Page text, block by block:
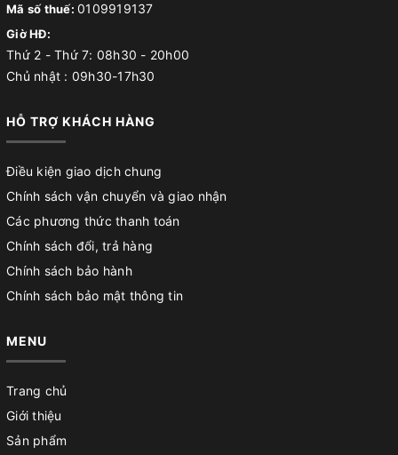
Mã số thuế: 0109919137
Giờ HĐ:
Thứ 2 - Thứ 7: 08h30 - 20h00
Chủ nhật : 09h30-17h30
HỖ TRỢ KHÁCH HÀNG
Điều kiện giao dịch chung
Chính sách vận chuyển và giao nhận
Các phương thức thanh toán
Chính sách đổi, trả hàng
Chính sách bảo hành
Chính sách bảo mật thông tin
MENU
Trang chủ
Giới thiệu
Sản phẩm